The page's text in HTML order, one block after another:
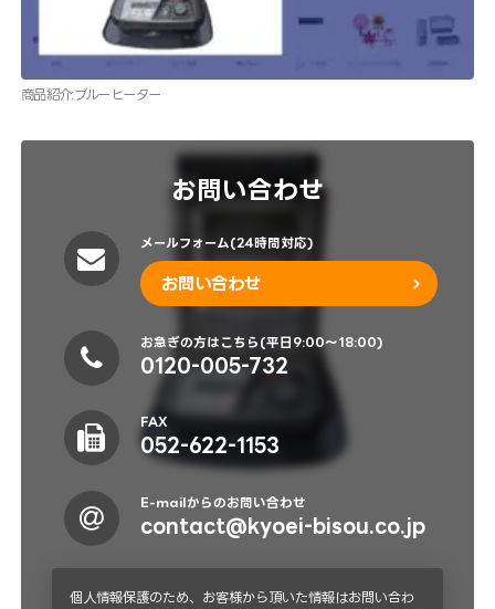
商品紹介:ブルーヒーター
お問い合わせ
メールフォーム(24時間対応)
お問い合わせ
お急ぎの方はこちら(平日9:00～18:00)
0120-005-732
FAX
052-622-1153
E-mailからのお問い合わせ
contact@kyoei-bisou.co.jp
個人情報保護のため、お客様から頂いた情報はお問い合わ